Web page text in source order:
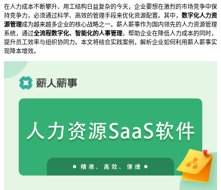
在人力成本不断攀升、用工结构日益复杂的今天，企业要想在激烈的市场竞争中保
持竞争力，必须通过科学、高效的管理手段来优化资源配置。其中， 数字化人力资
源管理成为越来越多企业的核心战略之一。 薪人薪事作为国内领先的人力资源管理
系统，通过全流程数字化、智能化的人事管理，帮助企业在降低人力成本的同时，
提升员工效率与组织协同力。本文将结合实践案例，解析企业如何利用薪人薪事实
现降本增效。